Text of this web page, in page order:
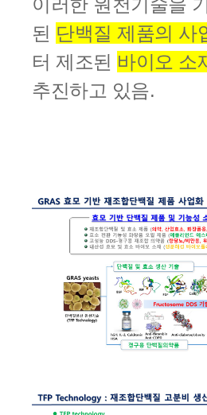
이러한 원천기술을
된 단백질 제품의 사
터 제조된 바이오 소
추진하고 있음.